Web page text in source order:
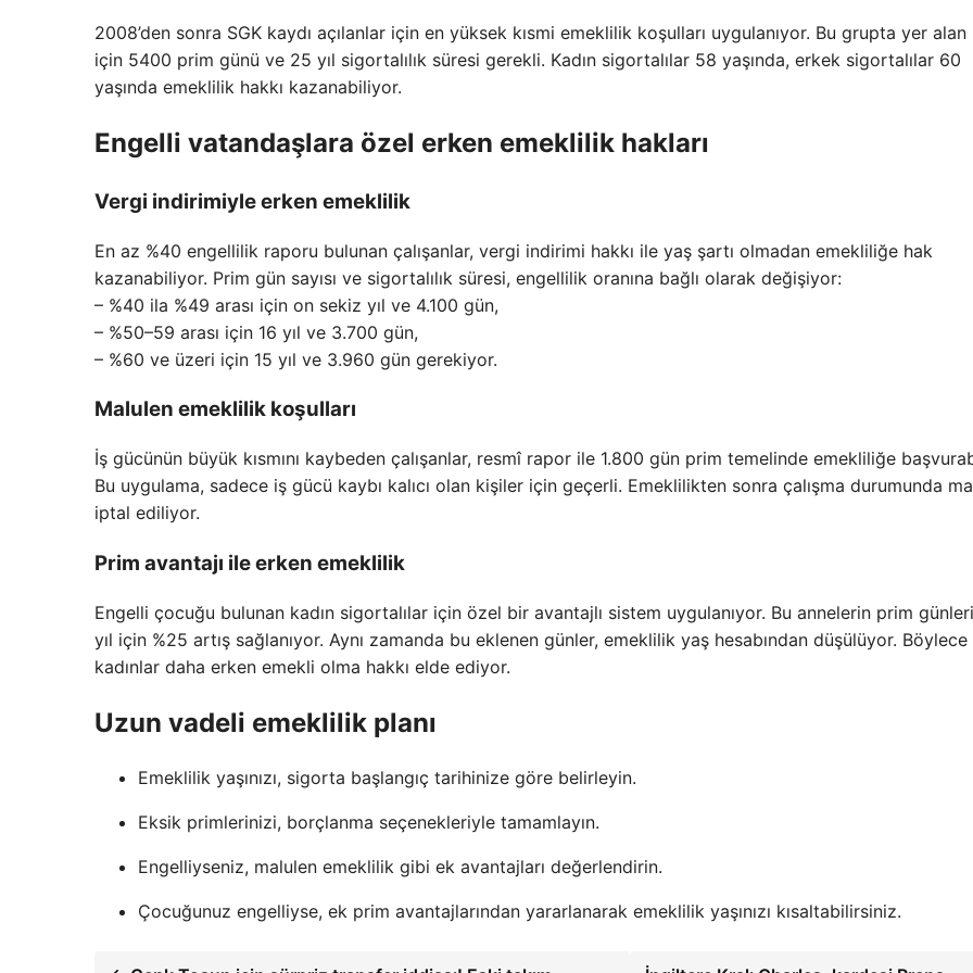
2008’den sonra SGK kaydı açılanlar için en yüksek kısmi emeklilik koşulları uygulanıyor. Bu grupta yer
için 5400 prim günü ve 25 yıl sigortalılık süresi gerekli. Kadın sigortalılar 58 yaşında, erkek sigortalılar 60
yaşında emeklilik hakkı kazanabiliyor.
Engelli vatandaşlara özel erken emeklilik hakları
Vergi indirimiyle erken emeklilik
En az %40 engellilik raporu bulunan çalışanlar, vergi indirimi hakkı ile yaş şartı olmadan emekliliğe hak
kazanabiliyor. Prim gün sayısı ve sigortalılık süresi, engellilik oranına bağlı olarak değişiyor:
– %40 ila %49 arası için on sekiz yıl ve 4.100 gün,
– %50–59 arası için 16 yıl ve 3.700 gün,
– %60 ve üzeri için 15 yıl ve 3.960 gün gerekiyor.
Malulen emeklilik koşulları
İş gücünün büyük kısmını kaybeden çalışanlar, resmî rapor ile 1.800 gün prim temelinde emekliliğe
Bu uygulama, sadece iş gücü kaybı kalıcı olan kişiler için geçerli. Emeklilikten sonra çalışma durumunda
iptal ediliyor.
Prim avantajı ile erken emeklilik
Engelli çocuğu bulunan kadın sigortalılar için özel bir avantajlı sistem uygulanıyor. Bu annelerin prim
yıl için %25 artış sağlanıyor. Aynı zamanda bu eklenen günler, emeklilik yaş hesabından düşülüyor. Böylece
kadınlar daha erken emekli olma hakkı elde ediyor.
Uzun vadeli emeklilik planı
Emeklilik yaşınızı, sigorta başlangıç tarihinize göre belirleyin.
Eksik primlerinizi, borçlanma seçenekleriyle tamamlayın.
Engelliyseniz, malulen emeklilik gibi ek avantajları değerlendirin.
Çocuğunuz engelliyse, ek prim avantajlarından yararlanarak emeklilik yaşınızı kısaltabilirsiniz.